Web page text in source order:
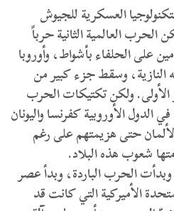
العسكرية للجيوش
العالمية الثانية حرباً
على الحلفاء بأشواط، وأوروبا
النازية، وسقط جزء كبير من
الأولى. ولكن تكتيكات الحرب
الدول الأوروبية كفرنسا واليونان
حتى هزيمتهم على رغم
شعوب هذه البلاد.
وبدأت الحرب الباردة، وبدأ عصر
الأميركية التي كانت قد